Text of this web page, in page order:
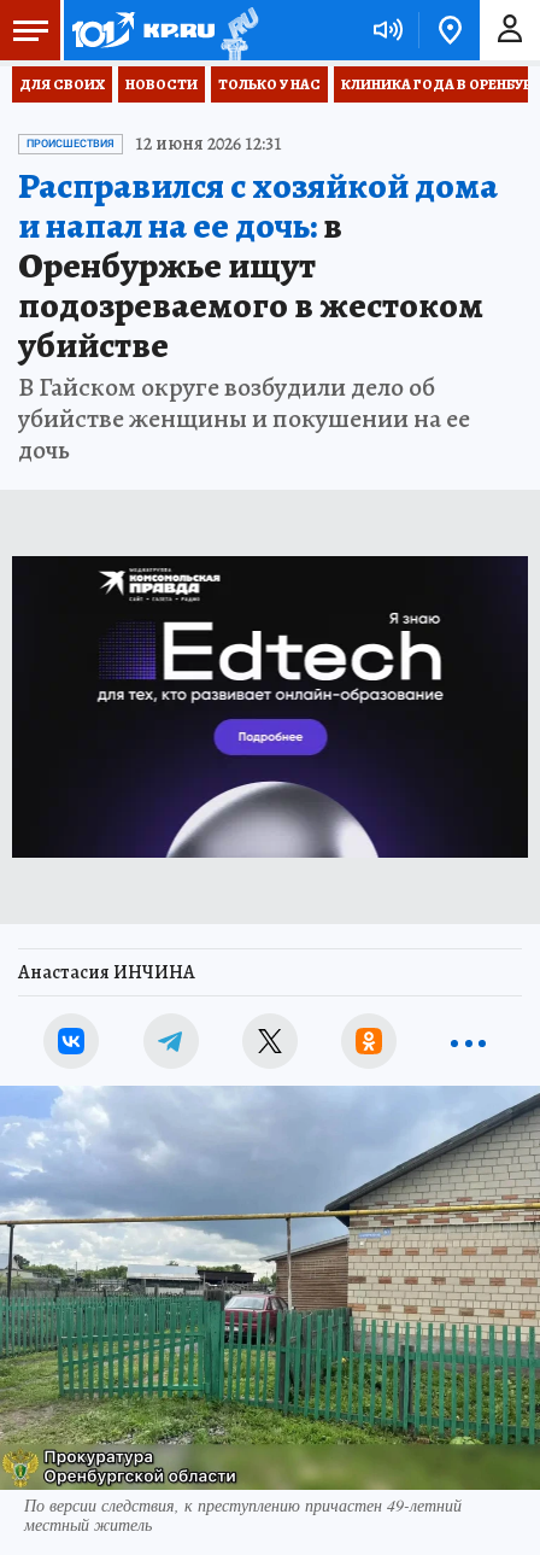
ДЛЯ СВОИХ НОВОСТИ ТОЛЬКО У НАС КЛИНИКА ГОДА В
ПРОИСШЕСТВИЯ 12 июня 2026 12:31
Расправился с хозяйкой дома
и напал на ее дочь:в
Оренбуржье ищут
подозреваемого в жестоком
убийстве
В Гайском округе возбудили дело об
убийстве женщины и покушении на ее
дочь
Анастасия ИНЧИНА
По версии следствия, к преступлению причастен 49-летний
местный житель